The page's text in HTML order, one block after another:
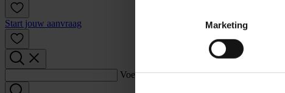
Marketing
Start jouw aanvraag
Voer een zoekterm in: